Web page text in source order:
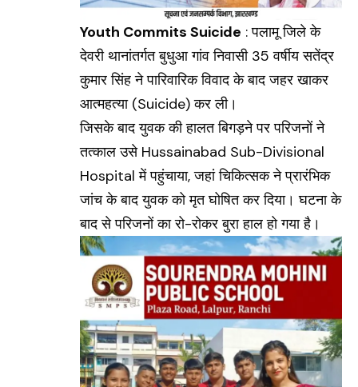
Youth Commits Suicide : पलामू जिले के
देवरी थानांतर्गत बुधुआ गांव निवासी 35 वर्षीय सतेंद्र
कुमार सिंह ने पारिवारिक विवाद के बाद जहर खाकर
आत्महत्या (Suicide) कर ली।
जिसके बाद युवक की हालत बिगड़ने पर परिजनों ने
तत्काल उसे Hussainabad Sub-Divisional
Hospital में पहुंचाया, जहां चिकित्सक ने प्रारंभिक
जांच के बाद युवक को मृत घोषित कर दिया। घटना के
बाद से परिजनों का रो-रोकर बुरा हाल हो गया है।